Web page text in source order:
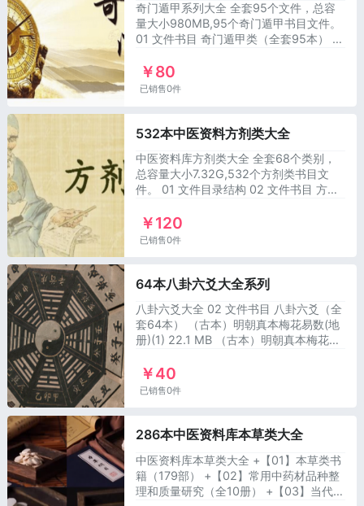
奇门遁甲系列大全 全套95个文件，总容
量大小980MB,95个奇门遁甲书目文件。
01 文件书目 奇门遁甲类（全套95本） 名
MB 郑照煌 奇门遁甲传薪
￥80
已销售0件
532本中医资料方剂类大全
中医资料库方剂类大全 全套68个类别，
总容量大小7.32G,532个方剂类书目文
件。 01 文件目录结构 02 文件书目 方剂
医资料库\04方剂类\ 7.3 GB +【01】难病
￥120
已销售0件
64本八卦六爻大全系列
八卦六爻大全 02 文件书目 八卦六爻（全
套64本） （古本）明朝真本梅花易数(地
册)(1) 22.1 MB （古本）明朝真本梅花易
花易数(天册)
￥40
已销售0件
286本中医资料库本草类大全
中医资料库本草类大全 +【01】本草类书
籍（179部） +【02】常用中药材品种整
理和质量研究（全10册） +【03】当代药